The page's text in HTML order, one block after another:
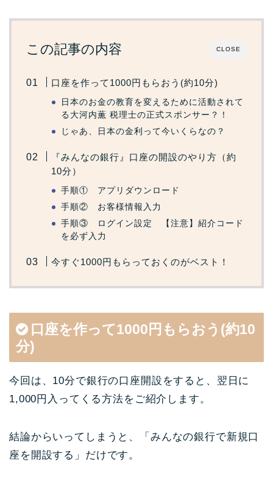
CLOSE
この記事の内容
口座を作って1000円もらおう(約10分)
日本のお金の教育を変えるために活動されて
る大河内薫 税理士の正式スポンサー？！
じゃあ、日本の金利って今いくらなの？
『みんなの銀行』口座の開設のやり方（約
10分）
手順① アプリダウンロード
手順② お客様情報入力
手順③ ログイン設定 【注意】紹介コード
を必ず入力
今すぐ1000円もらっておくのがベスト！
口座を作って1000円もらおう(約10
分)
今回は、10分で銀行の口座開設をすると、翌日に
1,000円入ってくる方法をご紹介します。
結論からいってしまうと、「みんなの銀行で新規口
座を開設する」だけです。